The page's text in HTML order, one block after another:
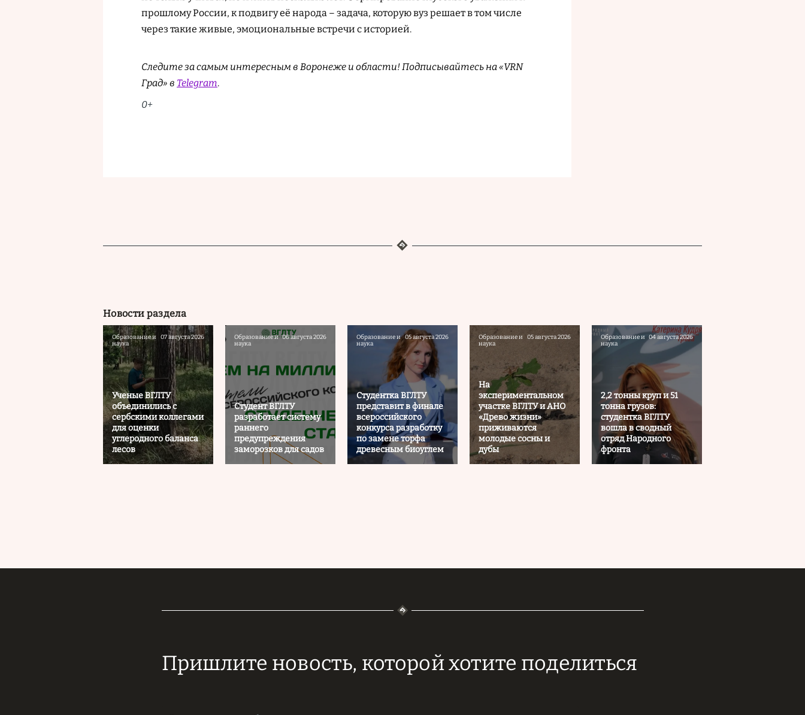
прошлому России, к подвигу её народа – задача, которую вуз решает в том числе
через такие живые, эмоциональные встречи с историей.
Следите за самым интересным в Воронеже и области! Подписывайтесь на «VRN
Град» в Telegram.
0+
Новости раздела
Образование и
наука
07 августа 2026
Ученые ВГЛТУ
объединились с
сербскими коллегами
для оценки
углеродного баланса
лесов
Образование и
наука
06 августа 2026
Студент ВГЛТУ
разработает систему
раннего
предупреждения
заморозков для садов
Образование и
наука
05 августа 2026
Студентка ВГЛТУ
представит в финале
всероссийского
конкурса разработку
по замене торфа
древесным биоуглем
Образование и
наука
05 августа 2026
На
экспериментальном
участке ВГЛТУ и АНО
«Древо жизни»
приживаются
молодые сосны и
дубы
Образование и
наука
04 августа 2026
2,2 тонны круп и 51
тонна грузов:
студентка ВГЛТУ
вошла в сводный
отряд Народного
фронта
Пришлите новость, которой хотите поделиться